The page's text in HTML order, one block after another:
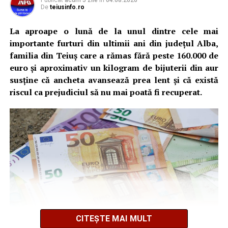
De teiusinfo.ro
La aproape o lună de la unul dintre cele mai
importante furturi din ultimii ani din județul Alba,
familia din Teiuș care a rămas fără peste 160.000 de
euro și aproximativ un kilogram de bijuterii din aur
susține că ancheta avansează prea lent și că există
riscul ca prejudiciul să nu mai poată fi recuperat.
CITEȘTE MAI MULT